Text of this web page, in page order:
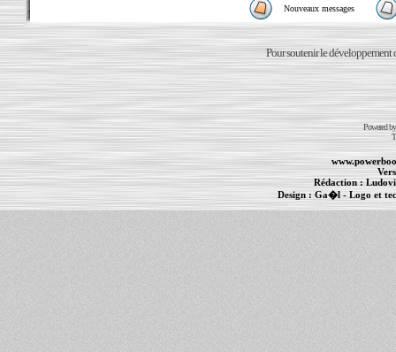
Nouveaux messages
Pour soutenir le développement
Powered
Rédaction :
Design : Ga�l- Logo et